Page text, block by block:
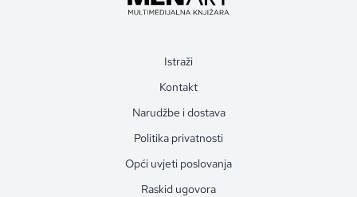
Istraži
Kontakt
Narudžbe i dostava
Politika privatnosti
Opći uvjeti poslovanja
Raskid ugovora